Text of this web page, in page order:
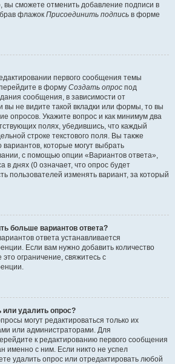
вы сможете отменить добавление подписи в
флажок Присоединить подпись в форме
первого сообщения темы
в форму Создать опрос под
сообщения, в зависимости от
вы не видите такой вкладки или формы, то вы
опросов. Укажите вопрос и как минимум два
полях, убедившись, что каждый
строке текстового поля. Вы также
вариантов, которые могут выбрать
с помощью опции «Вариантов ответа»,
в днях (0 означает, что опрос будет
пользователей изменять вариант, за который
больше вариантов ответа?
ответа устанавливается
Если вам нужно добавить количество
ограничение, свяжитесь с
или удалить опрос?
могут редактироваться только их
или администраторами. Для
к редактированию первого сообщения
именно с ним. Если никто не успел
удалить опрос или отредактировать любой